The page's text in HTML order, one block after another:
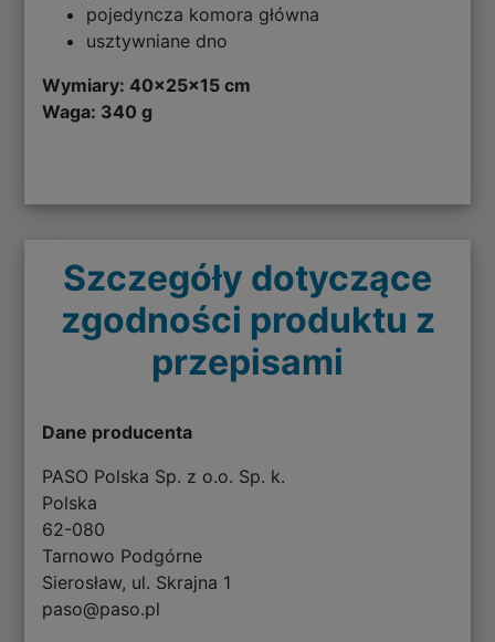
pojedyncza komora główna
usztywniane dno
Wymiary: 40x25x15 cm
Waga: 340 g
Szczegóły dotyczące
zgodności produktu z
przepisami
Dane producenta
PASO Polska Sp. z o.o. Sp. k.
Polska
62-080
Tarnowo Podgórne
Sierosław, ul. Skrajna 1
paso@paso.pl